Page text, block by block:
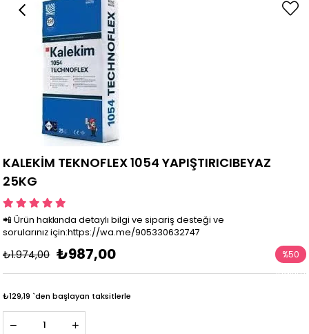
KALEKİM TEKNOFLEX 1054 YAPIŞTIRICIBEYAZ
25KG
📲 Ürün hakkında detaylı bilgi ve sipariş desteği ve
sorularınız için:https://wa.me/905330632747
₺1.974,00 ₺987,00 %50
İndirim
₺129,19 `den başlayan taksitlerle